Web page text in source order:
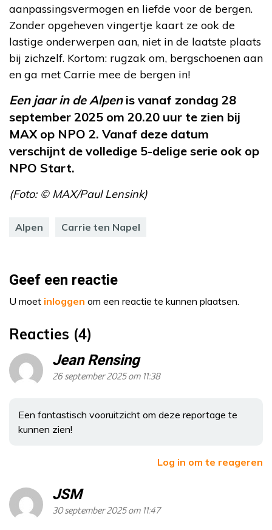
aanpassingsvermogen en liefde voor de bergen.
Zonder opgeheven vingertje kaart ze ook de
lastige onderwerpen aan, niet in de laatste plaats
bij zichzelf. Kortom: rugzak om, bergschoenen aan
en ga met Carrie mee de bergen in!
Een jaar in de Alpen is vanaf zondag 28
september 2025 om 20.20 uur te zien bij
MAX op NPO 2. Vanaf deze datum
verschijnt de volledige 5-delige serie ook op
NPO Start.
(Foto: © MAX/Paul Lensink)
Alpen Carrie ten Napel
Geef een reactie
U moet inloggen om een reactie te kunnen plaatsen.
Reacties (4)
Jean Rensing
26 september 2025 om 11:38
Een fantastisch vooruitzicht om deze reportage te
kunnen zien!
Log in om te reageren
JSM
30 september 2025 om 11:47